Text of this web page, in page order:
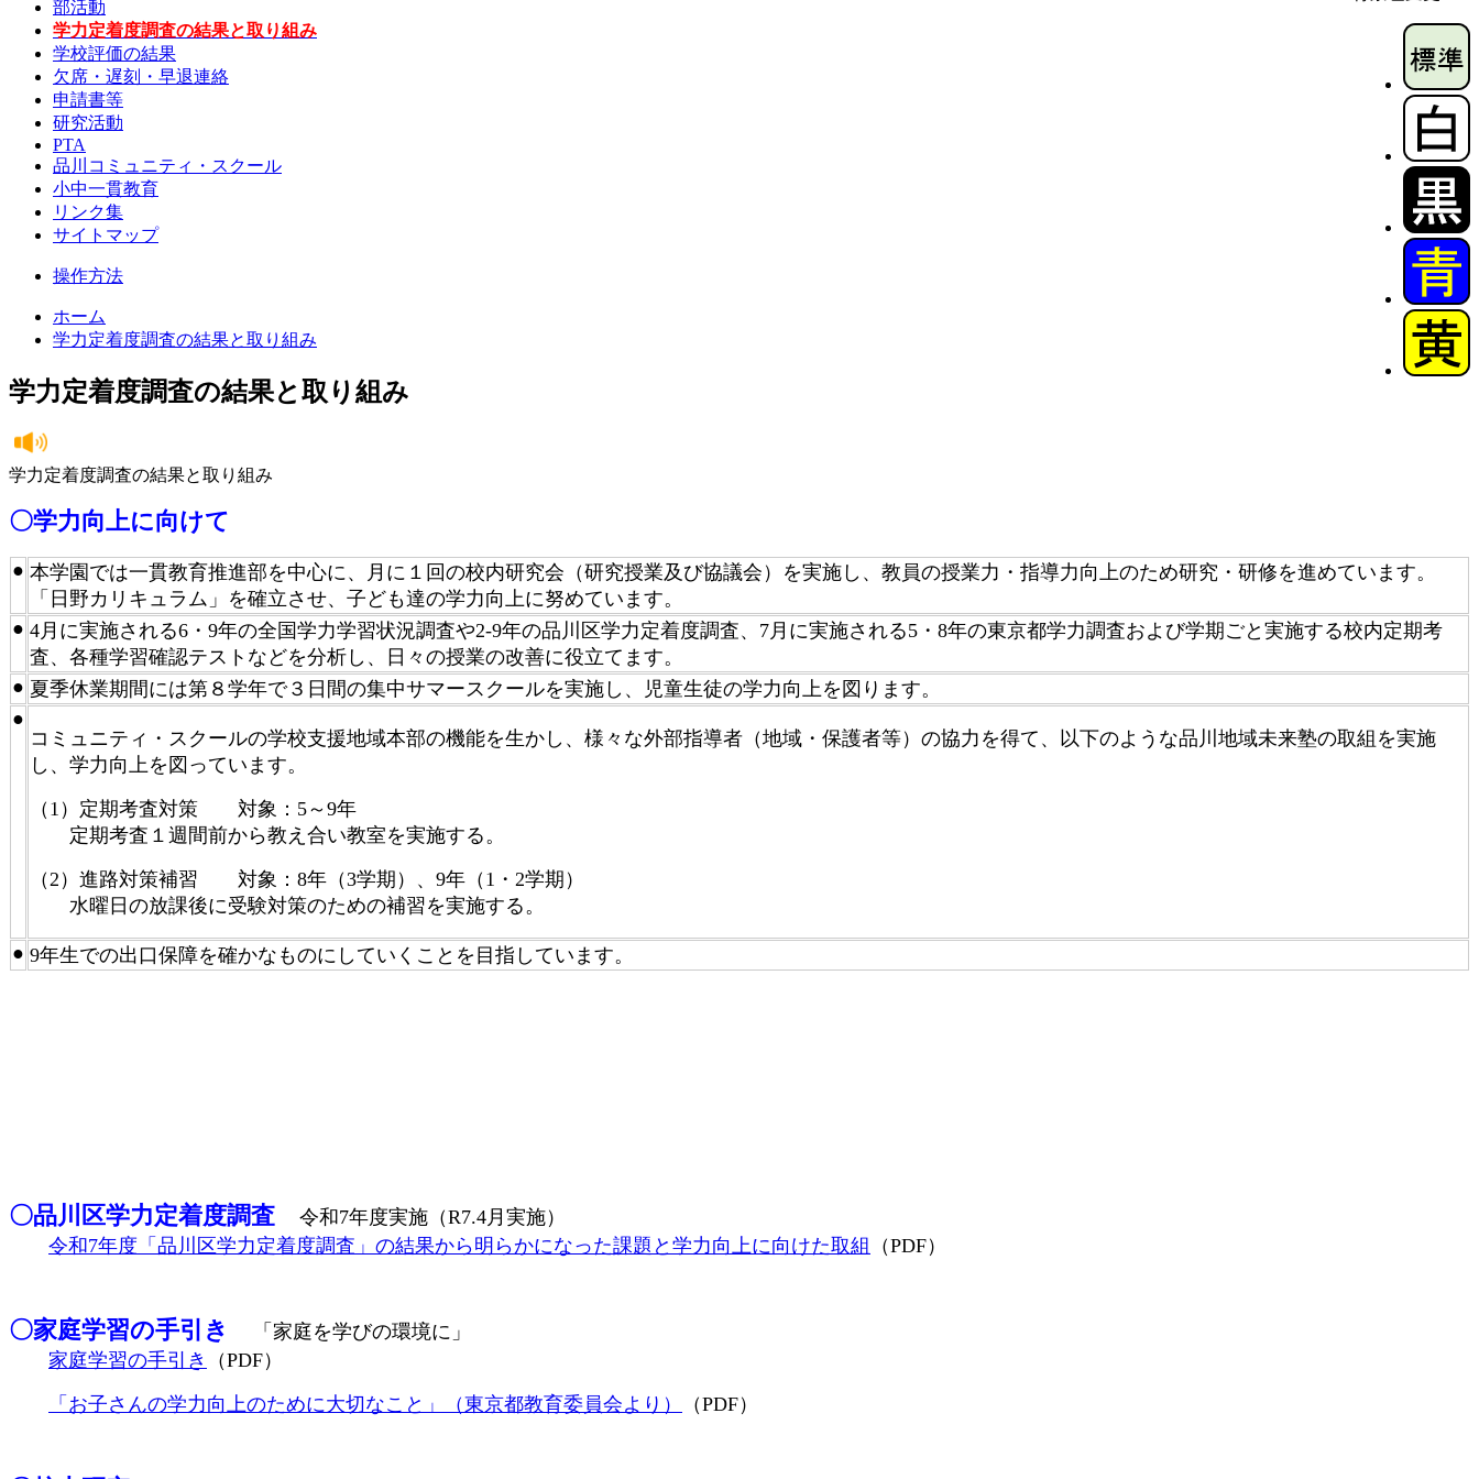
部活動
学力定着度調査の結果と取り組み
学校評価の結果
欠席・遅刻・早退連絡
申請書等
研究活動
PTA
品川コミュニティ・スクール
小中一貫教育
リンク集
サイトマップ
操作方法
ホーム
学力定着度調査の結果と取り組み
学力定着度調査の結果と取り組み
学力定着度調査の結果と取り組み
〇学力向上に向けて
● 本学園では一貫教育推進部を中心に、月に１回の校内研究会（研究授業及び協議会）を実施し、教員の授業力・指導力向上のため研究・研修を進めています。
「日野カリキュラム」を確立させ、子ども達の学力向上に努めています。
● 4月に実施される6・9年の全国学力学習状況調査や2-9年の品川区学力定着度調査、7月に実施される5・8年の東京都学力調査および学期ごと実施する校内定期考
査、各種学習確認テストなどを分析し、日々の授業の改善に役立てます。
● 夏季休業期間には第８学年で３日間の集中サマースクールを実施し、児童生徒の学力向上を図ります。
●
コミュニティ・スクールの学校支援地域本部の機能を生かし、様々な外部指導者（地域・保護者等）の協力を得て、以下のような品川地域未来塾の取組を実施
し、学力向上を図っています。
（1）定期考査対策 対象：5～9年
定期考査１週間前から教え合い教室を実施する。
（2）進路対策補習 対象：8年（3学期）、9年（1・2学期）
水曜日の放課後に受験対策のための補習を実施する。
● 9年生での出口保障を確かなものにしていくことを目指しています。
〇品川区学力定着度調査
令和7年度実施（R7.4月実施）
令和7年度「品川区学力定着度調査」の結果から明らかになった課題と学力向上に向けた取組 （PDF）
〇家庭学習の手引き
「家庭を学びの環境に」
家庭学習の手引き
（PDF）
「お子さんの学力向上のために大切なこと」（東京都教育委員会より）
（PDF）